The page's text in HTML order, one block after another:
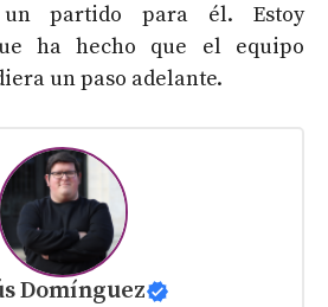
partido para él. Estoy
ha hecho que el equipo
un paso adelante.
Domínguez